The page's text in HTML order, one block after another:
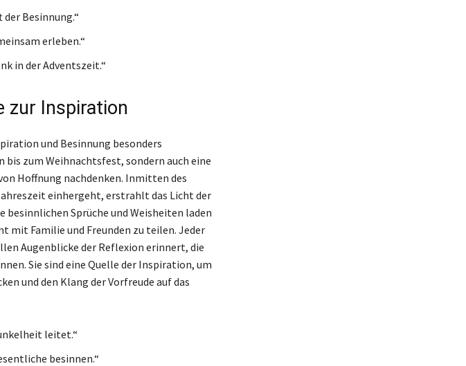
der Besinnung.“
erleben.“
in der Adventszeit.“
zur Inspiration
und Besinnung besonders
zum Weihnachtsfest, sondern auch eine
Hoffnung nachdenken. Inmitten des
einhergeht, erstrahlt das Licht der
besinnlichen Sprüche und Weisheiten laden
mit Familie und Freunden zu teilen. Jeder
Augenblicke der Reflexion erinnert, die
Sie sind eine Quelle der Inspiration, um
und den Klang der Vorfreude auf das
leitet.“
besinnen.“